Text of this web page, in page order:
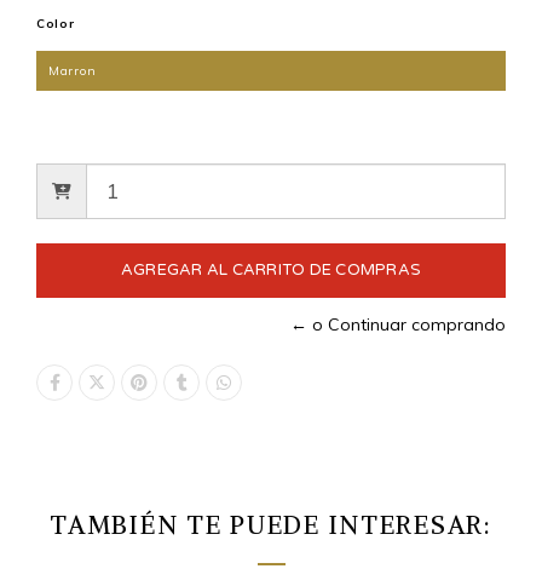
Color
Marron
← o Continuar comprando
TAMBIÉN TE PUEDE INTERESAR: